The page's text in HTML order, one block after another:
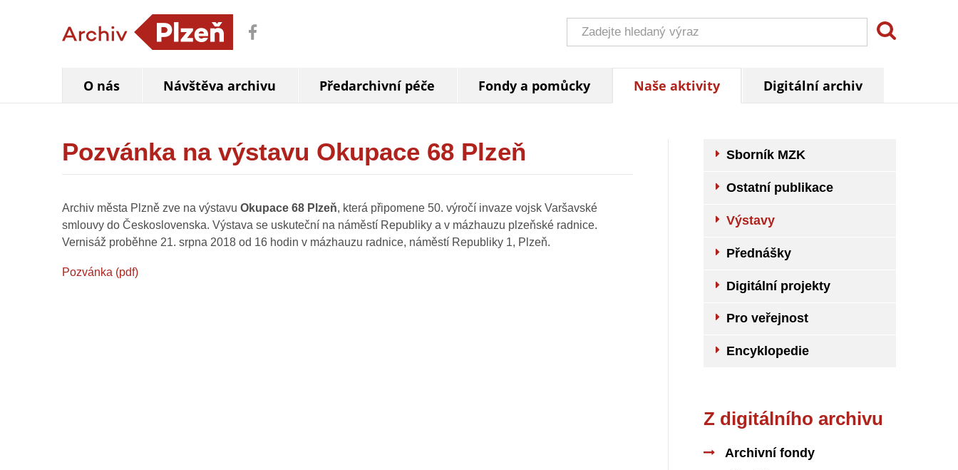
O nás Návštěva archivu Předarchivní péče Fondy a pomůcky Naše aktivity Digitální archiv
Pozvánka na výstavu Okupace 68 Plzeň
Archiv města Plzně zve na výstavu Okupace 68 Plzeň, která připomene 50. výročí invaze vojsk Varšavské
smlouvy do Československa. Výstava se uskuteční na náměstí Republiky a v mázhauzu plzeňské radnice.
Vernisáž proběhne 21. srpna 2018 od 16 hodin v mázhauzu radnice, náměstí Republiky 1, Plzeň.
Pozvánka (pdf)
Sborník MZK
Ostatní publikace
Výstavy
Přednášky
Digitální projekty
Pro veřejnost
Encyklopedie
Z digitálního archivu
Archivní fondy